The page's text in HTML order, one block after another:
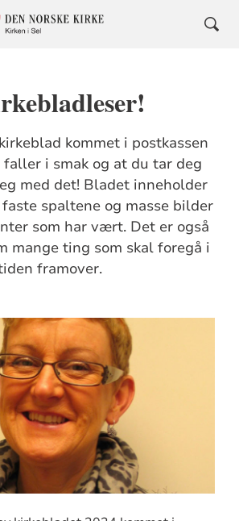
kommet i postkassen
i smak og at du tar deg
med det! Bladet inneholder
spaltene og masse bilder
som har vært. Det er også
mange ting som skal foregå i
framover.